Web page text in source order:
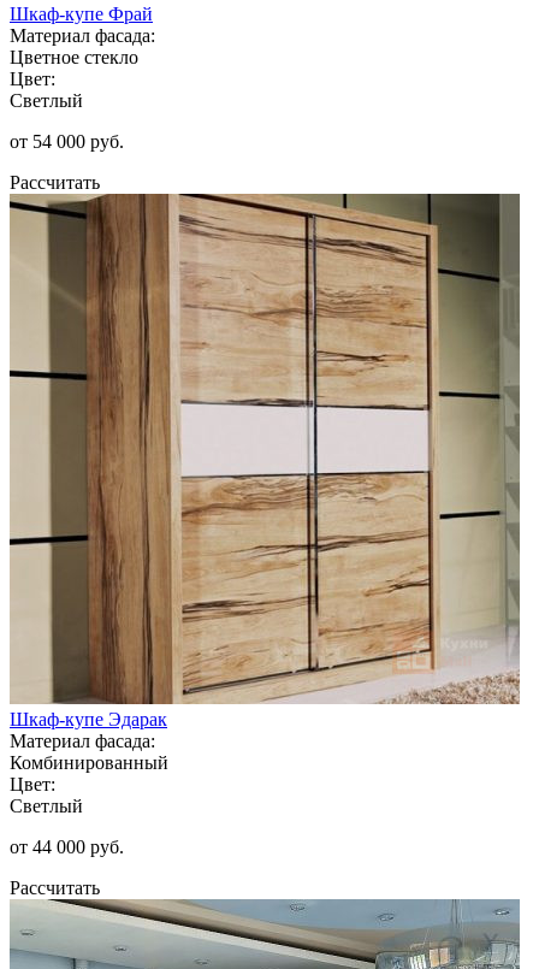
Шкаф-купе Фрай
Материал фасада:
Цветное стекло
Цвет:
Светлый
от 54 000 руб.
Рассчитать
Шкаф-купе Эдарак
Материал фасада:
Комбинированный
Цвет:
Светлый
от 44 000 руб.
Рассчитать